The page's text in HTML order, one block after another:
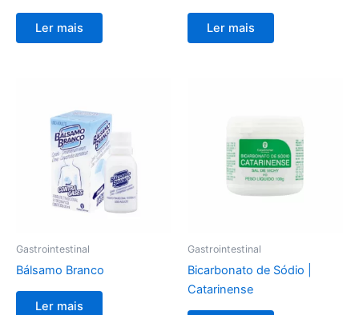
Ler mais Ler mais
Gastrointestinal
Bálsamo Branco
Ler mais
Gastrointestinal
Bicarbonato de Sódio |
Catarinense